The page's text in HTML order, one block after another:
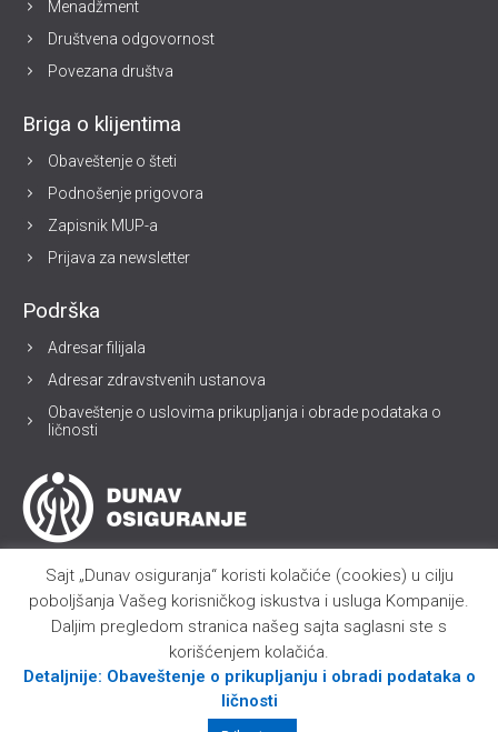
Menadžment
Društvena odgovornost
Povezana društva
Briga o klijentima
Obaveštenje o šteti
Podnošenje prigovora
Zapisnik MUP-a
Prijava za newsletter
Podrška
Adresar filijala
Adresar zdravstvenih ustanova
Obaveštenje o uslovima prikupljanja i obrade podataka o
ličnosti
© 2026 Kompanija Dunav osiguranje a. d. o.
Sajt „Dunav osiguranja“ koristi kolačiće (cookies) u cilju
poboljšanja Vašeg korisničkog iskustva i usluga Kompanije.
Daljim pregledom stranica našeg sajta saglasni ste s
korišćenjem kolačića.
Detaljnije: Obaveštenje o prikupljanju i obradi podataka o
ličnosti